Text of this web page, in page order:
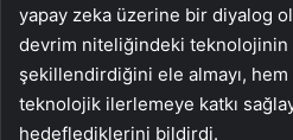
yapay zeka üzerine bir diyalog
devrim niteliğindeki teknolojinin
şekillendirdiğini ele almayı, hem
teknolojik ilerlemeye katkı
hedeflediklerini bildirdi.